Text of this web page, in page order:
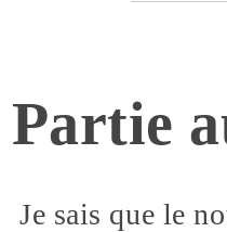
Partie
Je sais que le